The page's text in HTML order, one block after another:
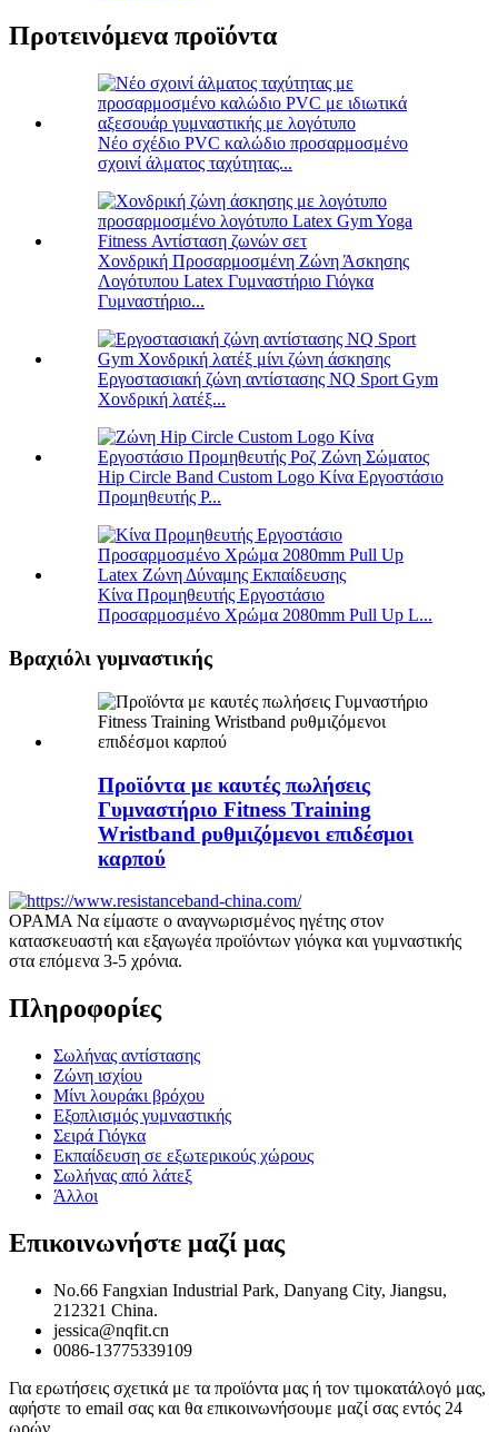
Προτεινόμενα προϊόντα
Νέο σχέδιο PVC καλώδιο προσαρμοσμένο
σχοινί άλματος ταχύτητας...
Χονδρική Προσαρμοσμένη Ζώνη Άσκησης
Λογότυπου Latex Γυμναστήριο Γιόγκα
Γυμναστήριο...
Εργοστασιακή ζώνη αντίστασης NQ Sport Gym
Χονδρική λατέξ...
Hip Circle Band Custom Logo Κίνα Εργοστάσιο
Προμηθευτής P...
Κίνα Προμηθευτής Εργοστάσιο
Προσαρμοσμένο Χρώμα 2080mm Pull Up L...
Βραχιόλι γυμναστικής
Προϊόντα με καυτές πωλήσεις
Γυμναστήριο Fitness Training
Wristband ρυθμιζόμενοι επιδέσμοι
καρπού
ΟΡΑΜΑ Να είμαστε ο αναγνωρισμένος ηγέτης στον
κατασκευαστή και εξαγωγέα προϊόντων γιόγκα και γυμναστικής
στα επόμενα 3-5 χρόνια.
Πληροφορίες
Σωλήνας αντίστασης
Ζώνη ισχίου
Μίνι λουράκι βρόχου
Εξοπλισμός γυμναστικής
Σειρά Γιόγκα
Εκπαίδευση σε εξωτερικούς χώρους
Σωλήνας από λάτεξ
Άλλοι
Επικοινωνήστε μαζί μας
No.66 Fangxian Industrial Park, Danyang City, Jiangsu,
212321 China.
jessica@nqfit.cn
0086-13775339109
Για ερωτήσεις σχετικά με τα προϊόντα μας ή τον τιμοκατάλογό μας,
αφήστε το email σας και θα επικοινωνήσουμε μαζί σας εντός 24
ωρών.